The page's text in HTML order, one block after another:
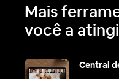
Mais
você a
Central